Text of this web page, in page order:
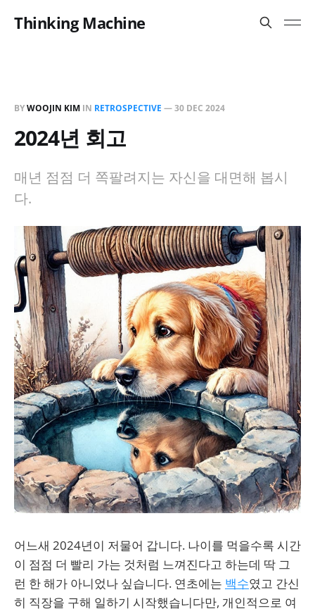
Thinking Machine
BYWOOJIN KIM IN RETROSPECTIVE —30 DEC 2024
2024년 회고
매년 점점 더 쪽팔려지는 자신을 대면해 봅시
다.
어느새 2024년이 저물어 갑니다. 나이를 먹을수록 시간
이 점점 더 빨리 가는 것처럼 느껴진다고 하는데 딱 그
런 한 해가 아니었나 싶습니다. 연초에는 백수였고 간신
히 직장을 구해 일하기 시작했습니다만, 개인적으로 여